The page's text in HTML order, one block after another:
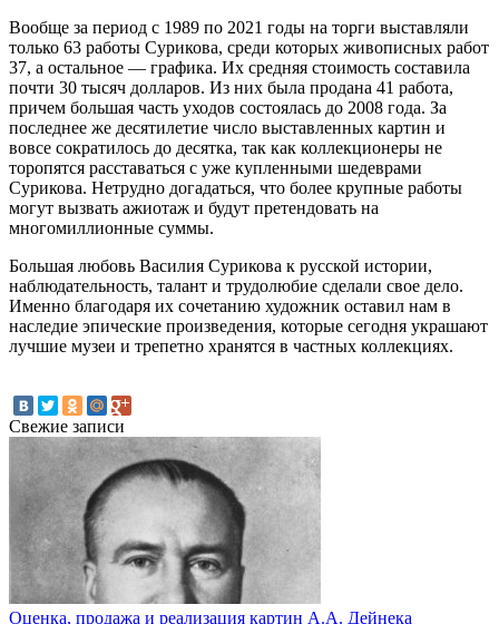
Вообще за период с 1989 по 2021 годы на торги выставляли
только 63 работы Сурикова, среди которых живописных работ
37, а остальное — графика. Их средняя стоимость составила
почти 30 тысяч долларов. Из них была продана 41 работа,
причем большая часть уходов состоялась до 2008 года. За
последнее же десятилетие число выставленных картин и
вовсе сократилось до десятка, так как коллекционеры не
торопятся расставаться с уже купленными шедеврами
Сурикова. Нетрудно догадаться, что более крупные работы
могут вызвать ажиотаж и будут претендовать на
многомиллионные суммы.
Большая любовь Василия Сурикова к русской истории,
наблюдательность, талант и трудолюбие сделали свое дело.
Именно благодаря их сочетанию художник оставил нам в
наследие эпические произведения, которые сегодня украшают
лучшие музеи и трепетно хранятся в частных коллекциях.
Свежие записи
Оценка, продажа и реализация картин А.А. Дейнека